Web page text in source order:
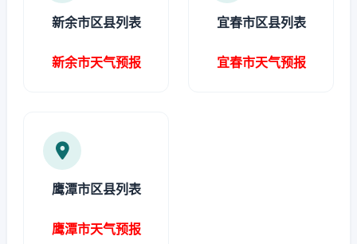
新余市区县列表
新余市天气预报
宜春市区县列表
宜春市天气预报
鹰潭市区县列表
鹰潭市天气预报